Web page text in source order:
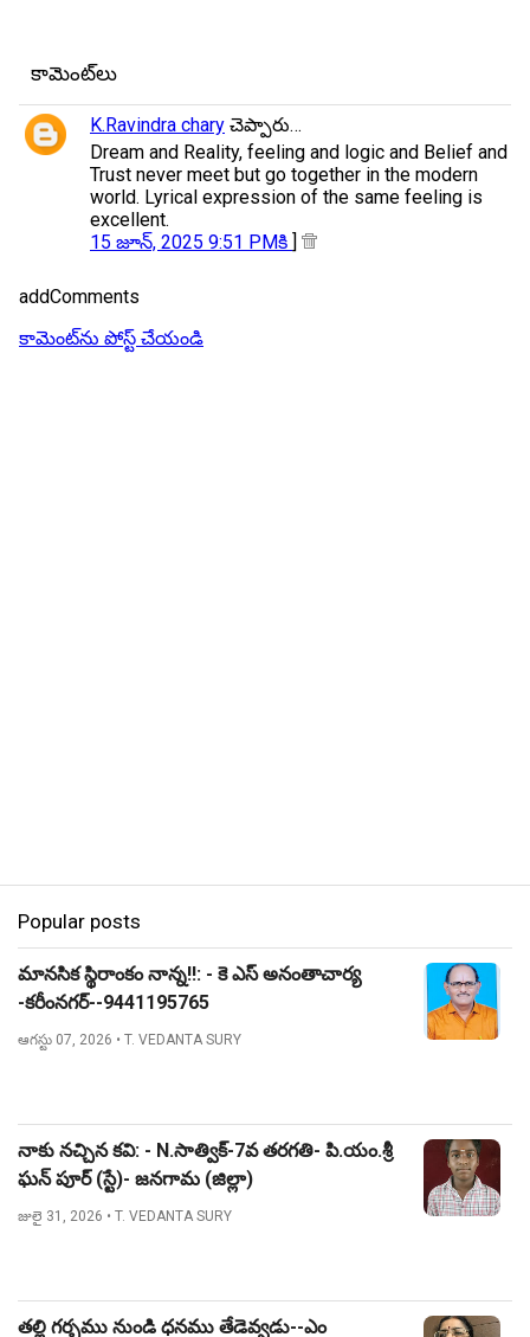
కామెంట్‌లు
K.Ravindra chary చెప్పారు…
Dream and Reality, feeling and logic and Belief and
Trust never meet but go together in the modern
world. Lyrical expression of the same feeling is
excellent.
15 జూన్, 2025 9:51 PMకి ]
addComments
కామెంట్‌ను పోస్ట్ చేయండి
Popular posts
మానసిక స్థిరాంకం నాన్న!!: - కె ఎస్ అనంతాచార్య
-కరీంనగర్--9441195765
ఆగస్టు 07, 2026 • T. VEDANTA SURY
నాకు నచ్చిన కవి: - N.సాత్విక్-7వ తరగతి- పి.యం.శ్రీ
ఘన్ పూర్ (స్టే)- జనగామ (జిల్లా)
జులై 31, 2026 • T. VEDANTA SURY
తల్లి గర్భము నుండి ధనము తేడెవ్వడు--ఎం